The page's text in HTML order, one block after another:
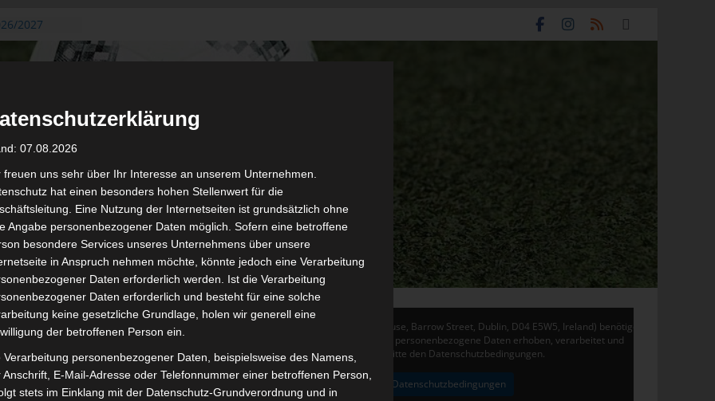
2027
August
aus der
der ersten 15
2027 –
20.
AS Soliman
zu
Für die Nutzung von Google Adsense (Google Ireland Limited, Gordon House, Barrow Street, Dublin, D04 E5W5, Ireland) benötigen
wir laut DSGVO Ihre Zustimmung. Es werden seitens Google Adsense personenbezogene Daten erhoben, verarbeitet und
gespeichert. Welche Daten genau entnehmen Sie bitte den Datenschutzbedingungen.
✓ Erlauben Datenschutzbedingungen
07.08.2026
freuen uns sehr über Ihr Interesse an unserem Unternehmen.
hat einen besonders hohen Stellenwert für die
Eine Nutzung der Internetseiten ist grundsätzlich ohne
Angabe personenbezogener Daten möglich. Sofern eine betroffene
besondere Services unseres Unternehmens über unsere
in Anspruch nehmen möchte, könnte jedoch eine Verarbeitung
Daten erforderlich werden. Ist die Verarbeitung
Daten erforderlich und besteht für eine solche
keine gesetzliche Grundlage, holen wir generell eine
der betroffenen Person ein.
Verarbeitung personenbezogener Daten, beispielsweise des Namens,
Anschrift, E-Mail-Adresse oder Telefonnummer einer betroffenen Person,
stets im Einklang mit der Datenschutz-Grundverordnung und in